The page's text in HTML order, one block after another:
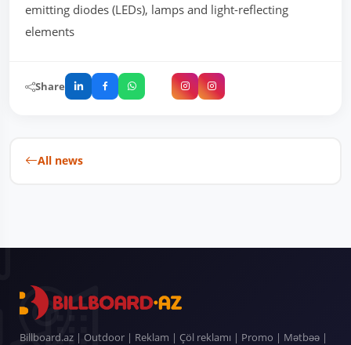
emitting diodes (LEDs), lamps and light-reflecting
elements
Share
All news
Billboard.az | Outdoor | Reklam | Çöl reklamı | Promo | Mətbəə |